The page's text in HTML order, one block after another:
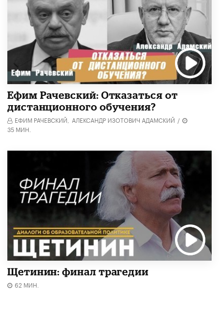
Ефим Рачевский: Отказаться от
дистанционного обучения?
ЕФИМ РАЧЕВСКИЙ, АЛЕКСАНДР ИЗОТОВИЧ АДАМСКИЙ /
35 МИН.
Щетинин: финал трагедии
62 МИН.